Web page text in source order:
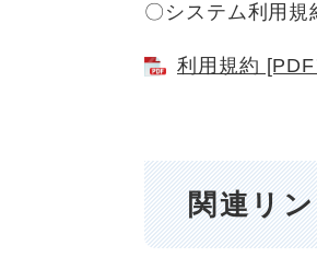
〇システム利用規
利用規約
関連リ